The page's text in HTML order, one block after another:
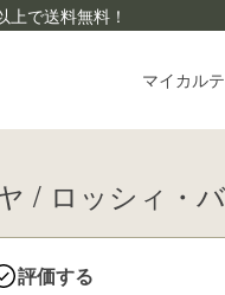
上で送料無料！
マイカルテ
/ ロッシィ・
評価する